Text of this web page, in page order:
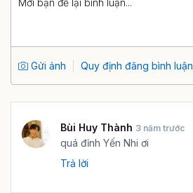
Gửi ảnh Quy định đăng bình luận
Bùi Huy Thành 3 năm trước
quá đỉnh Yến Nhi ơi
Trả lời